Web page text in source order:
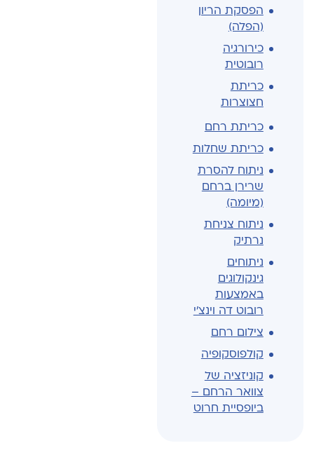
הפסקת הריון
(הפלה)
כירורגיה
רובוטית
כריתת
חצוצרות
כריתת רחם
כריתת שחלות
ניתוח להסרת
שרירן ברחם
(מיומה)
ניתוח צניחת
נרתיק
ניתוחים
גינקולוגים
באמצעות
רובוט דה וינצ'י
צילום רחם
קולפוסקופיה
קוניזציה של
צוואר הרחם –
ביופסיית חרוט